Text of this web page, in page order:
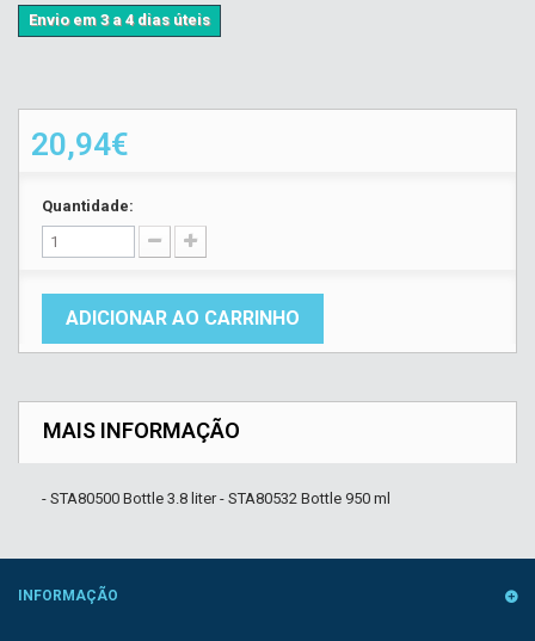
Envio em 3 a 4 dias úteis
20,94€
Quantidade:
ADICIONAR AO CARRINHO
MAIS INFORMAÇÃO
- STA80500 Bottle 3.8 liter - STA80532 Bottle 950 ml
INFORMAÇÃO